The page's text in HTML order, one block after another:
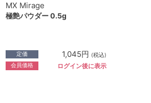
MX Mirage
極艶パウダー 0.5g
定価 1,045円 (税込)
会員価格 ログイン後に表示